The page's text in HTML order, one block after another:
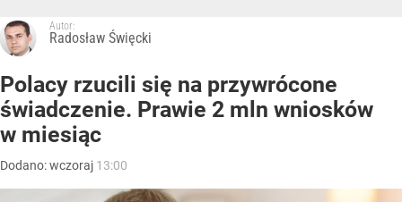
Autor:
Radosław Święcki
Polacy rzucili się na przywrócone
świadczenie. Prawie 2 mln wniosków
w miesiąc
Dodano:wczoraj 13:00